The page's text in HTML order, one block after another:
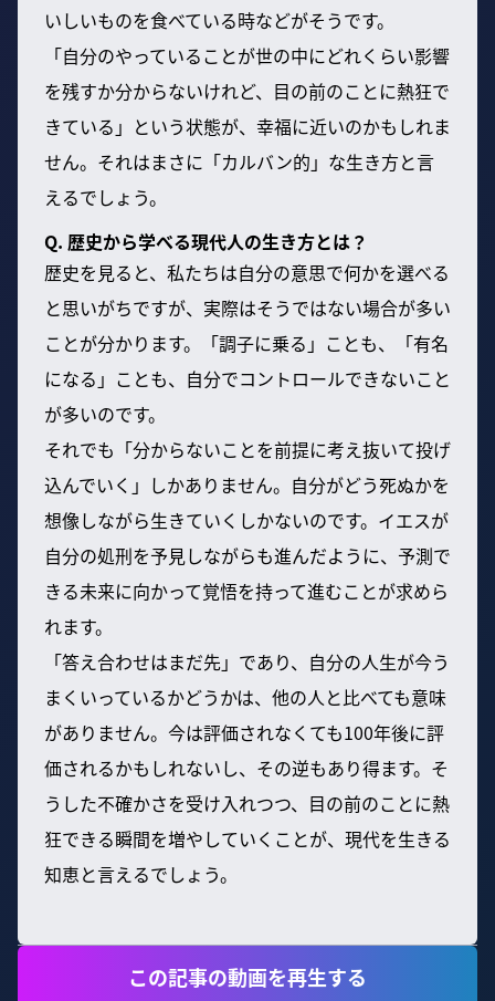
いしいものを食べている時などがそうです。
「自分のやっていることが世の中にどれくらい影響
を残すか分からないけれど、目の前のことに熱狂で
きている」という状態が、幸福に近いのかもしれま
せん。それはまさに「カルバン的」な生き方と言
えるでしょう。
Q. 歴史から学べる現代人の生き方とは？
歴史を見ると、私たちは自分の意思で何かを選べる
と思いがちですが、実際はそうではない場合が多い
ことが分かります。「調子に乗る」ことも、「有名
になる」ことも、自分でコントロールできないこと
が多いのです。
それでも「分からないことを前提に考え抜いて投げ
込んでいく」しかありません。自分がどう死ぬかを
想像しながら生きていくしかないのです。イエスが
自分の処刑を予見しながらも進んだように、予測で
きる未来に向かって覚悟を持って進むことが求めら
れます。
「答え合わせはまだ先」であり、自分の人生が今う
まくいっているかどうかは、他の人と比べても意味
がありません。今は評価されなくても100年後に評
価されるかもしれないし、その逆もあり得ます。そ
うした不確かさを受け入れつつ、目の前のことに熱
狂できる瞬間を増やしていくことが、現代を生きる
知恵と言えるでしょう。
この記事の動画を再生する